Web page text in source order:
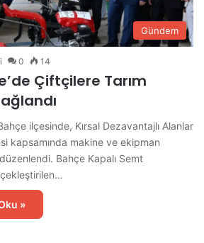
Gündem
0 14
Çiftçilere Tarım
ilçesinde, Kırsal Dezavantajlı Alanlar
kapsamında makine ve ekipman
Bahçe Kapalı Semt
»